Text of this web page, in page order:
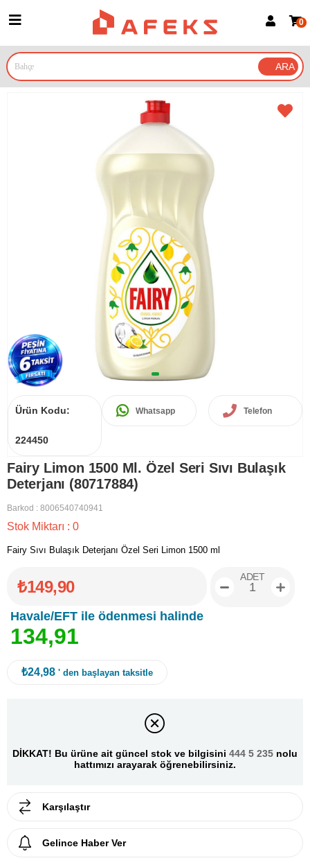
Google İle Bağlan
0
Ürün Kodu:
224450
Whatsapp Telefon
Fairy Limon 1500 Ml. Özel Seri Sıvı Bulaşık
Deterjanı (80717884)
Barkod : 8006540740941
Stok Miktarı : 0
Fairy Sıvı Bulaşık Deterjanı Özel Seri Limon 1500 ml
₺149,90
Havale/EFT ile ödenmesi halinde
134,91
ADET
₺24,98 ' den başlayan taksitle
DİKKAT! Bu ürüne ait güncel stok ve bilgisini 444 5 235 nolu
hattımızı arayarak öğrenebilirsiniz.
Karşılaştır
Gelince Haber Ver